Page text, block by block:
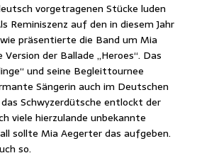
vorgetragenen Stücke luden
Reminiszenz auf den in diesem Jahr
präsentierte die Band um Mia
der Ballade „Heroes“. Das
und seine Begleittournee
Sängerin auch im Deutschen
Schwyzerdütsche entlockt der
viele hierzulande unbekannte
sollte Mia Aegerter das aufgeben.
so.